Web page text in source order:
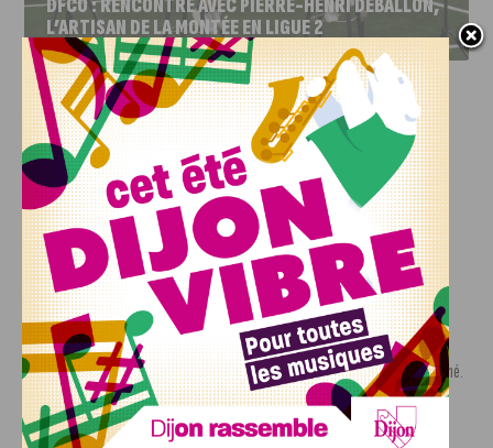
DFCO : RENCONTRE AVEC PIERRE-HENRI DEBALLON,
L’ARTISAN DE LA MONTÉE EN LIGUE 2
INFOS,SPORT
DFCO : Rencontre avec Pierre-Henri
Deballon, l’artisan de la montée en
Ligue 2
7 AOÛT, 2026
Le DFCO est de retour en Ligue 2 après trois ans
d’absence. La saison...
INFOS, SPORT
Nouvelle arrivée à la JDA Basket,
Shevon Thompson est dijonnais
7 AOÛT, 2026
Le mercato estival de la JDA n’est pas encore terminé.
Une nouvelle recrue vient...